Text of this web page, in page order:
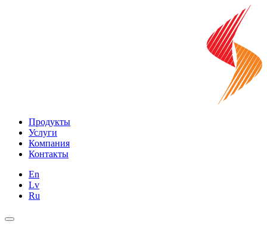
Продукты
Услуги
Компания
Контакты
En
Lv
Ru